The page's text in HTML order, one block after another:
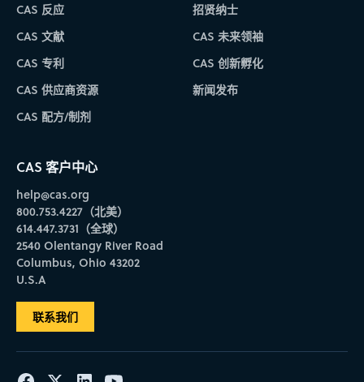
CAS 反应
CAS 文献
CAS 专利
CAS 供应商资源
CAS 配方/制剂
招贤纳士
CAS 未来领袖
CAS 创新孵化
新闻发布
CAS 客户中心
help@cas.org
800.753.4227（北美）
614.447.3731（全球）
2540 Olentangy River Road
Columbus, Ohio 43202
U.S.A
联系我们